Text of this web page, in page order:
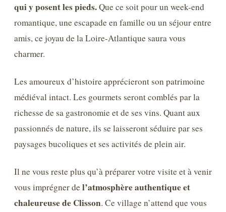
qui y posent les pieds.Que ce soit pour un week-end
romantique, une escapade en famille ou un séjour entre
amis, ce joyau de la Loire-Atlantique saura vous
charmer.
Les amoureux d’histoire apprécieront son patrimoine
médiéval intact. Les gourmets seront comblés par la
richesse de sa gastronomie et de ses vins. Quant aux
passionnés de nature, ils se laisseront séduire par ses
paysages bucoliques et ses activités de plein air.
Il ne vous reste plus qu’à préparer votre visite et à venir
vous imprégner de l’atmosphère authentique et
chaleureuse de Clisson. Ce village n’attend que vous